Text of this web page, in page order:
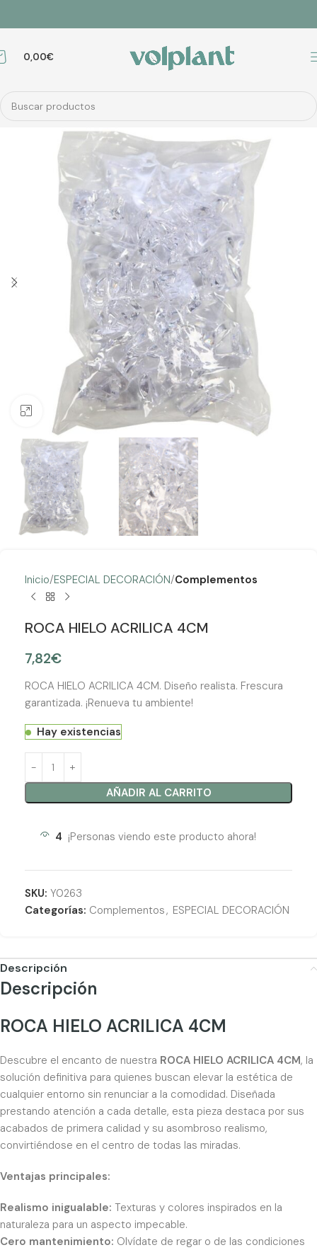
0,00€
Clic para ampliar
Inicio ESPECIAL DECORACIÓN Complementos
ROCA HIELO ACRILICA 4CM
7,82€
ROCA HIELO ACRILICA 4CM. Diseño realista. Frescura
garantizada. ¡Renueva tu ambiente!
Hay existencias
AÑADIR AL CARRITO
4 ¡Personas viendo este producto ahora!
SKU: Y0263
Categorías: Complementos, ESPECIAL DECORACIÓN
Descripción
Descripción
ROCA HIELO ACRILICA 4CM
Descubre el encanto de nuestra ROCA HIELO ACRILICA 4CM, la
solución definitiva para quienes buscan elevar la estética de
cualquier entorno sin renunciar a la comodidad. Diseñada
prestando atención a cada detalle, esta pieza destaca por sus
acabados de primera calidad y su asombroso realismo,
convirtiéndose en el centro de todas las miradas.
Ventajas principales:
Realismo inigualable: Texturas y colores inspirados en la
naturaleza para un aspecto impecable.
Cero mantenimiento: Olvídate de regar o de las condiciones